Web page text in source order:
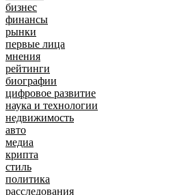
бизнес
финансы
рынки
первые лица
мнения
рейтинги
биографии
цифровое развитие
наука и технологии
недвижимость
авто
медиа
крипта
стиль
политика
расследования